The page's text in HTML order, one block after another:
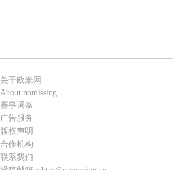
关于欧米网
About nomissing
赛事词条
广告服务
版权声明
合作机构
联系我们